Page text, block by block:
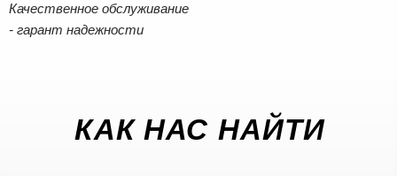
Качественное обслуживание
- гарант надежности
КАК НАС НАЙТИ